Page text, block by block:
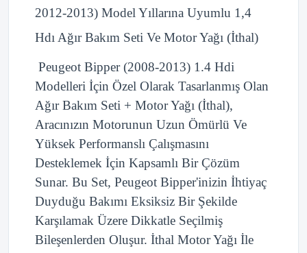
2012-2013) Model Yıllarına Uyumlu 1,4
Hdı Ağır Bakım Seti Ve Motor Yağı (İthal)
Peugeot Bipper (2008-2013) 1.4 Hdi
Modelleri İçin Özel Olarak Tasarlanmış Olan
Ağır Bakım Seti + Motor Yağı (İthal),
Aracınızın Motorunun Uzun Ömürlü Ve
Yüksek Performanslı Çalışmasını
Desteklemek İçin Kapsamlı Bir Çözüm
Sunar. Bu Set, Peugeot Bipper'inizin İhtiyaç
Duyduğu Bakımı Eksiksiz Bir Şekilde
Karşılamak Üzere Dikkatle Seçilmiş
Bileşenlerden Oluşur. İthal Motor Yağı İle